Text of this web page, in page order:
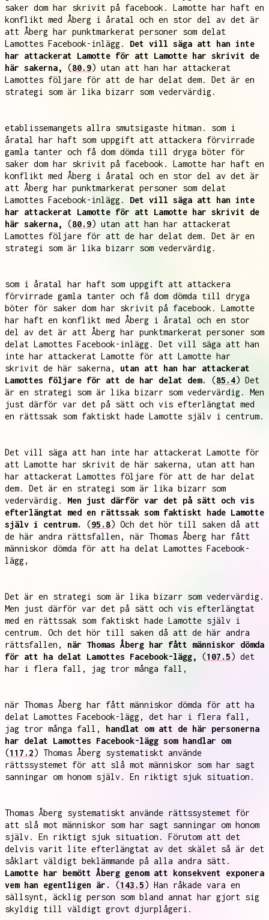
saker dom har skrivit på facebook. Lamotte har haft en
konflikt med Åberg i åratal och en stor del av det är
att Åberg har punktmarkerat personer som delat
Lamottes Facebook-inlägg. Det vill säga att han inte
har attackerat Lamotte för att Lamotte har skrivit de
här sakerna,
(80.9) utan att han har attackerat
Lamottes följare för att de har delat dem. Det är en
strategi som är lika bizarr som vedervärdig.
etablissemangets allra smutsigaste hitman. som i
åratal har haft som uppgift att attackera förvirrade
gamla tanter och få dom dömda till dryga böter för
saker dom har skrivit på facebook. Lamotte har haft en
konflikt med Åberg i åratal och en stor del av det är
att Åberg har punktmarkerat personer som delat
Lamottes Facebook-inlägg. Det vill säga att han inte
har attackerat Lamotte för att Lamotte har skrivit de
här sakerna,
(80.9) utan att han har attackerat
Lamottes följare för att de har delat dem. Det är en
strategi som är lika bizarr som vedervärdig.
som i åratal har haft som uppgift att attackera
förvirrade gamla tanter och få dom dömda till dryga
böter för saker dom har skrivit på facebook. Lamotte
har haft en konflikt med Åberg i åratal och en stor
del av det är att Åberg har punktmarkerat personer som
delat Lamottes Facebook-inlägg. Det vill säga att han
inte har attackerat Lamotte för att Lamotte har
skrivit de här sakerna, utan att han har attackerat
Lamottes följare för att de har delat dem.
(85.4) Det
är en strategi som är lika bizarr som vedervärdig. Men
just därför var det på sätt och vis efterlängtat med
en rättssak som faktiskt hade Lamotte själv i centrum.
Det vill säga att han inte har attackerat Lamotte för
att Lamotte har skrivit de här sakerna, utan att han
har attackerat Lamottes följare för att de har delat
dem. Det är en strategi som är lika bizarr som
vedervärdig. Men just därför var det på sätt och vis
efterlängtat med en rättssak som faktiskt hade Lamotte
själv i centrum.
(95.8) Och det hör till saken då att
de här andra rättsfallen, när Thomas Åberg har fått
människor dömda för att ha delat Lamottes Facebook-
lägg,
Det är en strategi som är lika bizarr som vedervärdig.
Men just därför var det på sätt och vis efterlängtat
med en rättssak som faktiskt hade Lamotte själv i
centrum. Och det hör till saken då att de här andra
rättsfallen, när Thomas Åberg har fått människor dömda
för att ha delat Lamottes Facebook-lägg,
(107.5) det
har i flera fall, jag tror många fall,
när Thomas Åberg har fått människor dömda för att ha
delat Lamottes Facebook-lägg, det har i flera fall,
jag tror många fall, handlat om att de här personerna
har delat Lamottes Facebook-lägg som handlar om
(117.2) Thomas Åberg systematiskt använde
rättssystemet för att slå mot människor som har sagt
sanningar om honom själv. En riktigt sjuk situation.
Thomas Åberg systematiskt använde rättssystemet för
att slå mot människor som har sagt sanningar om honom
själv. En riktigt sjuk situation. Förutom att det
delvis varit lite efterlängtat av det skälet så är det
såklart väldigt beklämmande på alla andra sätt.
Lamotte har bemött Åberg genom att konsekvent exponera
vem han egentligen är.
(143.5) Han råkade vara en
sällsynt, äcklig person som bland annat har gjort sig
skyldig till väldigt grovt djurplågeri.